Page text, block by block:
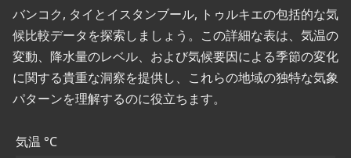
バンコク, タイとイスタンブール, トゥルキエの包括的な気
候比較データを探索しましょう。この詳細な表は、気温の
変動、降水量のレベル、および気候要因による季節の変化
に関する貴重な洞察を提供し、これらの地域の独特な気象
パターンを理解するのに役立ちます。
気温 °C